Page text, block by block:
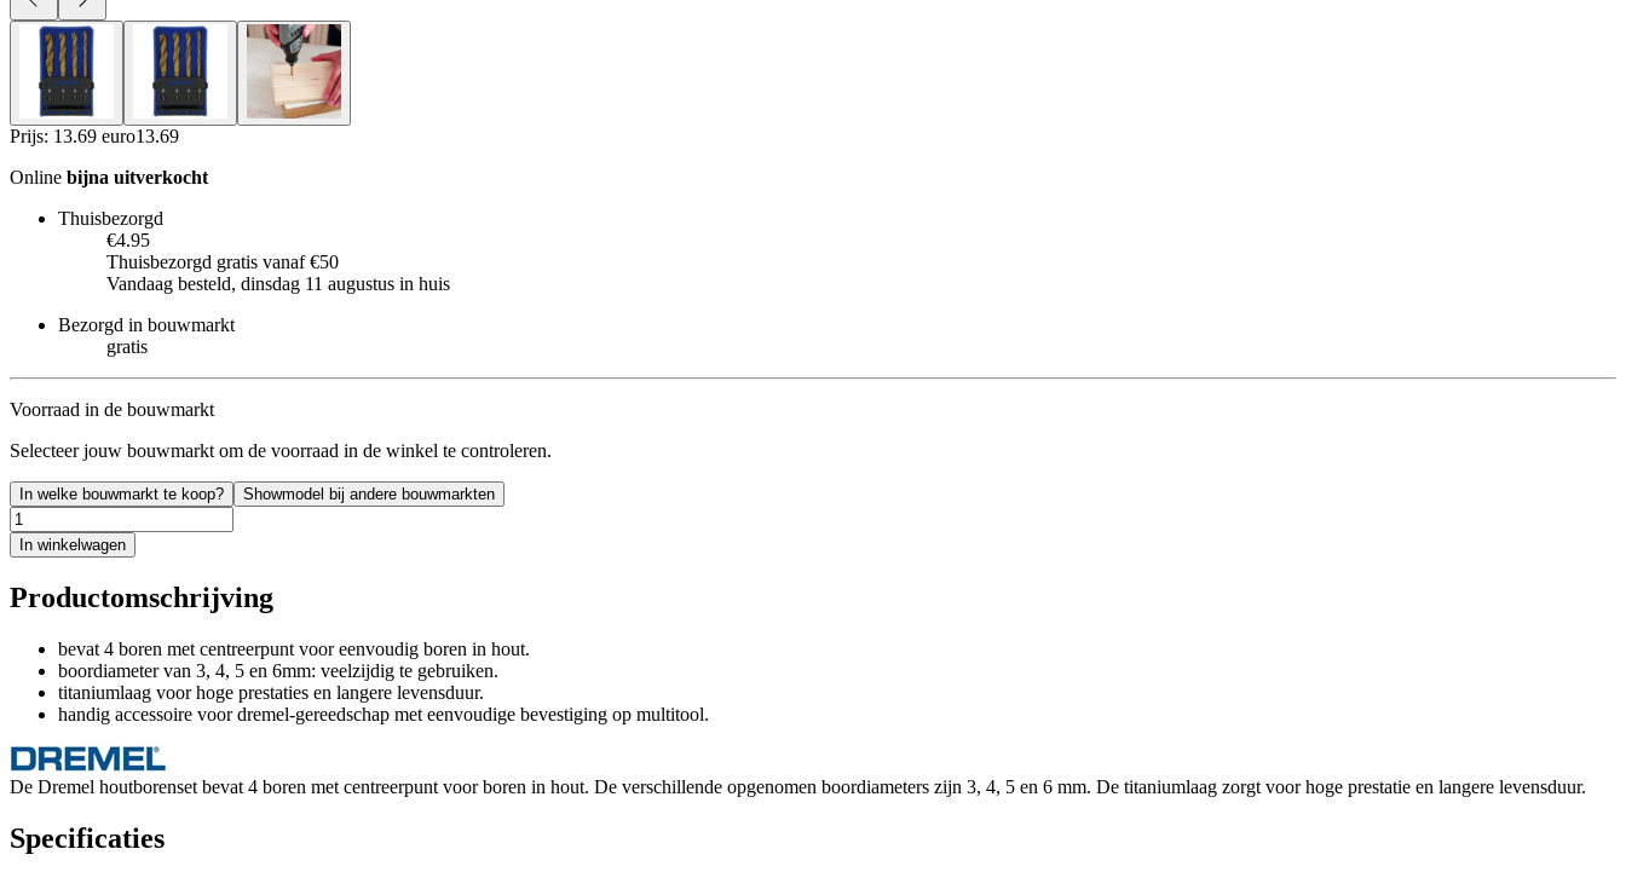
Prijs: 13.69 euro13.69
Online bijna uitverkocht
Thuisbezorgd
€4.95
Thuisbezorgd gratis vanaf €50
Vandaag besteld, dinsdag 11 augustus in huis
Bezorgd in bouwmarkt
gratis
Voorraad in de bouwmarkt
Selecteer jouw bouwmarkt om de voorraad in de winkel te controleren.
In welke bouwmarkt te koop? Showmodel bij andere bouwmarkten
In winkelwagen
Productomschrijving
bevat 4 boren met centreerpunt voor eenvoudig boren in hout.
boordiameter van 3, 4, 5 en 6mm: veelzijdig te gebruiken.
titaniumlaag voor hoge prestaties en langere levensduur.
handig accessoire voor dremel-gereedschap met eenvoudige bevestiging op multitool.
De Dremel houtborenset bevat 4 boren met centreerpunt voor boren in hout. De verschillende opgenomen boordiameters zijn 3, 4, 5 en 6 mm. De titaniumlaag zorgt voor hoge prestatie en langere levensduur.
Specificaties